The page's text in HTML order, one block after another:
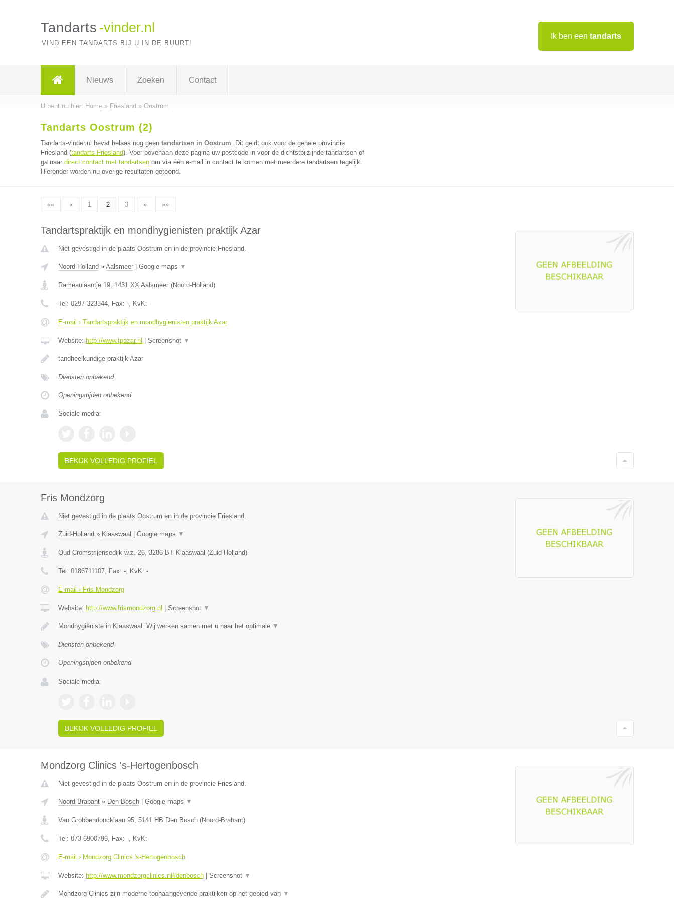
Ik ben een tandarts
Tandarts -vinder.nl
VIND EEN TANDARTS BIJ U IN DE BUURT!
Nieuws Zoeken Contact
U bent nu hier: Home» Friesland » Oostrum
Tandarts Oostrum (2)
Tandarts-vinder.nl bevat helaas nog geen tandartsen in Oostrum. Dit geldt ook voor de gehele provincie
Friesland (tandarts Friesland). Voer bovenaan deze pagina uw postcode in voor de dichtstbijzijnde tandartsen of
ga naar direct contact met tandartsenom via één e-mail in contact te komen met meerdere tandartsen tegelijk.
Hieronder worden nu overige resultaten getoond.
«« « 1 2 3 » »»
Tandartspraktijk en mondhygienisten praktijk Azar
Niet gevestigd in de plaats Oostrum en in de provincie Friesland.
Noord-Holland » Aalsmeer| Google maps ▼
Rameaulaantje 19, 1431 XX Aalsmeer(Noord-Holland)
Tel: 0297-323344, Fax: -, KvK: -
E-mail › Tandartspraktijk en mondhygienisten praktijk Azar
Website: http://www.tpazar.nl Screenshot ▼
tandheelkundige praktijk Azar
Diensten onbekend
Openingstijden onbekend
Sociale media:
BEKIJK VOLLEDIG PROFIEL
Fris Mondzorg
Niet gevestigd in de plaats Oostrum en in de provincie Friesland.
Zuid-Holland » Klaaswaal Google maps ▼
Oud-Cromstrijensedijk w.z. 26, 3286 BT Klaaswaal (Zuid-Holland)
Tel: 0186711107, Fax: -, KvK: -
E-mail › Fris Mondzorg
Website: http://www.frismondzorg.nl Screenshot ▼
Mondhygiëniste in Klaaswaal. Wij werken samen met u naar het optimale ▼
Diensten onbekend
Openingstijden onbekend
Sociale media:
BEKIJK VOLLEDIG PROFIEL
Mondzorg Clinics 's-Hertogenbosch
Niet gevestigd in de plaats Oostrum en in de provincie Friesland.
Noord-Brabant» Den Bosch| Google maps ▼
Van Grobbendoncklaan 95, 5141 HB Den Bosch(Noord-Brabant)
Tel: 073-6900799, Fax: -, KvK: -
E-mail › Mondzorg Clinics 's-Hertogenbosch
Website: http://www.mondzorgclinics.nl#denbosch| Screenshot ▼
Mondzorg Clinics zijn moderne toonaangevende praktijken op het gebied van ▼